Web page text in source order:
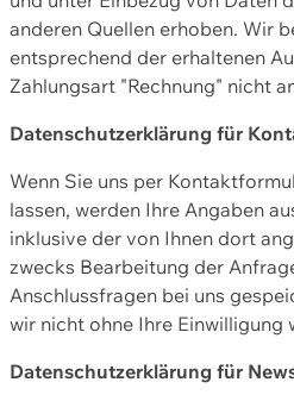
anderen Quellen erhoben. Wir
entsprechend der erhaltenen
Zahlungsart "Rechnung" nicht
Datenschutzerklärung für
Wenn Sie uns per
lassen, werden Ihre Angaben
inklusive der von Ihnen dort
zwecks Bearbeitung der
Anschlussfragen bei uns
wir nicht ohne Ihre Einwilligung
Datenschutzerklärung für